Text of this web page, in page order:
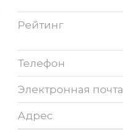
Рейтинг
Телефон
Электронная почта
Адрес